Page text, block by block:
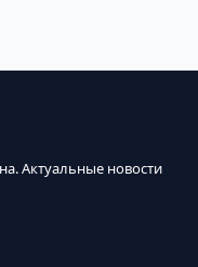
Актуальные новости